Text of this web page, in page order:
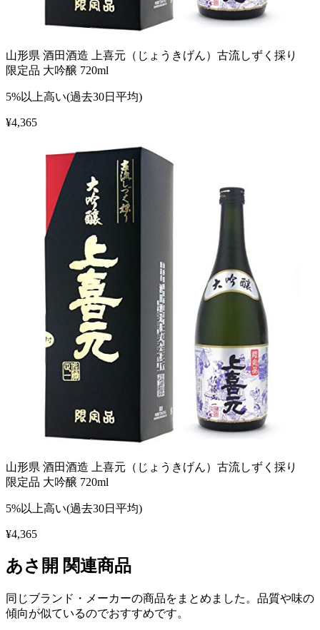
山形県 酒田酒造 上喜元（じょうきげん）古流しずく採り
限定品 大吟醸 720ml
5%以上高い(過去30日平均)
¥4,365
山形県 酒田酒造 上喜元（じょうきげん）古流しずく採り
限定品 大吟醸 720ml
5%以上高い(過去30日平均)
¥4,365
あさ開 関連商品
同じブランド・メーカーの商品をまとめました。品質や味の
傾向が似ているのでおすすめです。